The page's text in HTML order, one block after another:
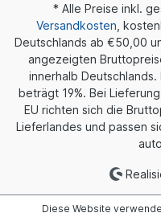
Gizaudio
simulierte
die ultimative
erreichen. Das Paar
korrekt klingt und
ergänzt. Bequeme
Designer-Look
Chopin hat eine
für die Muscheln.
3D-
Außerdem haben
Frontplatten aus
Premium-Qualität
kombiniert den
* Alle Preise inkl.
Versandkosten ,
Deutschlands ab €50,00
angezeigten
innerhalb
beträgt 19%. Bei
EU richten sich die
Lieferlandes und passen
Diese Website